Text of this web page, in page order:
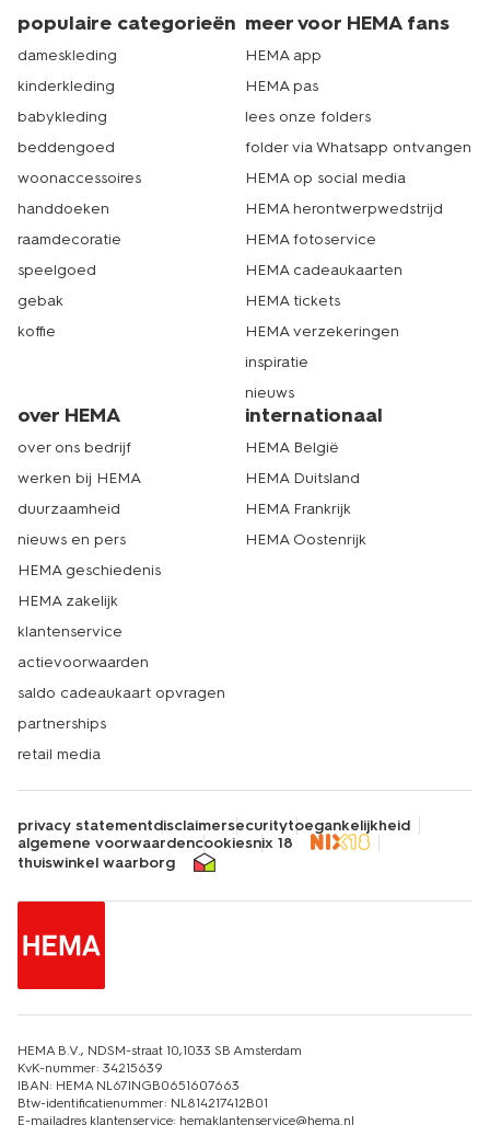
populaire categorieën
dameskleding
kinderkleding
babykleding
beddengoed
woonaccessoires
handdoeken
raamdecoratie
speelgoed
gebak
koffie
meer voor HEMA fans
HEMA app
HEMA pas
lees onze folders
folder via Whatsapp ontvangen
HEMA op social media
HEMA herontwerpwedstrijd
HEMA fotoservice
HEMA cadeaukaarten
HEMA tickets
HEMA verzekeringen
inspiratie
nieuws
over HEMA
over ons bedrijf
werken bij HEMA
duurzaamheid
nieuws en pers
HEMA geschiedenis
HEMA zakelijk
klantenservice
actievoorwaarden
saldo cadeaukaart opvragen
partnerships
retail media
internationaal
HEMA België
HEMA Duitsland
HEMA Frankrijk
HEMA Oostenrijk
privacy statementdisclaimersecuritytoegankelijkheid
algemene voorwaardencookiesnix 18
thuiswinkel waarborg
HEMA B.V., NDSM-straat 10,1033 SB Amsterdam
KvK-nummer: 34215639
IBAN: HEMA NL67INGB0651607663
Btw-identificatienummer: NL814217412B01
E-mailadres klantenservice: hemaklantenservice@hema.nl